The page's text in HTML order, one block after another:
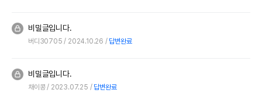
비밀글입니다.
버디30705 2024.10.26 답변완료
비밀글입니다.
채이콩 2023.07.25 답변완료